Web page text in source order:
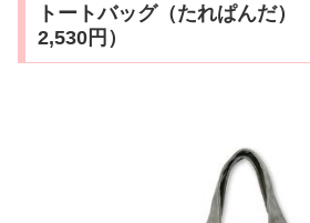
トートバッグ（たれぱんだ
2,530円）